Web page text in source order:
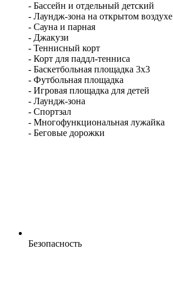
- Бассейн и отдельный детский
- Лаундж-зона на открытом воздухе
- Сауна и парная
- Джакузи
- Теннисный корт
- Корт для паддл-тенниса
- Баскетбольная площадка 3х3
- Футбольная площадка
- Игровая площадка для детей
- Лаундж-зона
- Спортзал
- Многофункциональная лужайка
- Беговые дорожки
Безопасность